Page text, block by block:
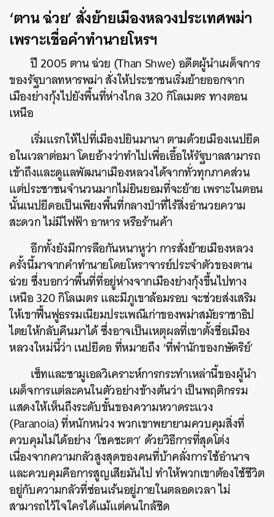
‘ตาน ฉ่วย’ สั่งย้ายเมืองหลวงประเทศพม่า
เพราะเชื่อคำทำนายโหรฯ
ปี 2005 ตาน ฉ่วย (Than Shwe) อดีตผู้นำเผด็จการ
ของรัฐบาลทหารพม่า สั่งให้ประชาชนเริ่มย้ายออกจาก
เมืองย่างกุ้งไปยังพื้นที่ห่างไกล 320 กิโลเมตร ทางตอน
เหนือ
เริ่มแรกให้ไปที่เมืองปยินมานา ตามด้วยเมืองเนปยีด
อในเวลาต่อมา โดยอ้างว่าทำไปเพื่อเอื้อให้รัฐบาลสามารถ
เข้าถึงและดูแลพัฒนาเมืองหลวงได้จากทั่วทุกภาคส่วน
แต่ประชาชนจำนวนมากไม่ยินยอมที่จะย้าย เพราะในตอน
นั้นเนปยีดอเป็นเพียงพื้นที่กลางป่าที่ไร้สิ่งอำนวยความ
สะดวก ไม่มีไฟฟ้า อาหาร หรือร้านค้า
อีกทั้งยังมีการลือกันหนาหูว่า การสั่งย้ายเมืองหลวง
ครั้งนี้มาจากคำทำนายโดยโหราจารย์ประจำตัวของตาน
ฉ่วย ซึ่งบอกว่าพื้นที่ที่อยู่ห่างจากเมืองย่างกุ้งขึ้นไปทาง
เหนือ 320 กิโลเมตร และมีภูเขาล้อมรอบ จะช่วยส่งเสริม
ให้เขาฟื้นฟูธรรมเนียมประเพณีเก่าของพม่าสมัยราชาธิป
ไตยให้กลับคืนมาได้ ซึ่งอาจเป็นเหตุผลที่เขาตั้งชื่อเมือง
หลวงใหม่นี้ว่า เนปยีดอ ที่หมายถึง ‘ที่พำนักของกษัตริย์’
เซ็ทและซามูเอลวิเคราะห์การกระทำเหล่านี้ของผู้นำ
เผด็จการแต่ละคนในตัวอย่างข้างต้นว่า เป็นพฤติกรรม
แสดงให้เห็นถึงระดับขั้นของความหวาดระแวง
(Paranoia) ที่หนักหน่วง พวกเขาพยายามควบคุมสิ่งที่
ควบคุมไม่ได้อย่าง ‘โชคชะตา’ ด้วยวิธีการที่สุดโต่ง
เนื่องจากความกลัวสูงสุดของคนที่บ้าคลั่งการใช้อำนาจ
และควบคุมคือการสูญเสียมันไป ทำให้พวกเขาต้องใช้ชีวิต
อยู่กับความกลัวที่ซ่อนเร้นอยู่ภายในตลอดเวลา ไม่
สามารถไว้ใจใครได้แม้แต่คนใกล้ชิด